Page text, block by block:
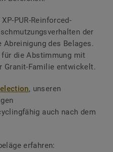
PUR-Reinforced-
der
des Belages.
für die Abstimmung mit
Granit-Familie entwickelt.
, unseren
auch nach dem
erfahren: